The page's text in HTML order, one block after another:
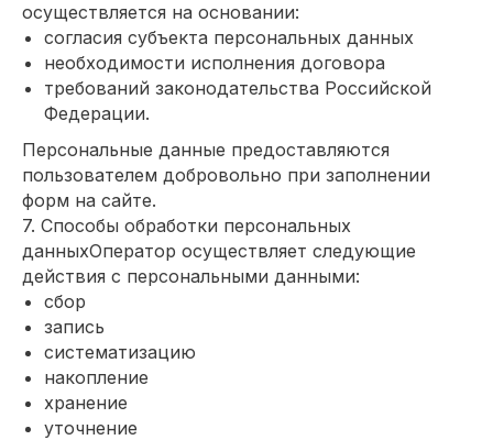
осуществляется на основании:
согласия субъекта персональных данных
необходимости исполнения договора
требований законодательства Российской
Федерации.
Персональные данные предоставляются
пользователем добровольно при заполнении
форм на сайте.
7. Способы обработки персональных
данныхОператор осуществляет следующие
действия с персональными данными:
сбор
запись
систематизацию
накопление
хранение
уточнение